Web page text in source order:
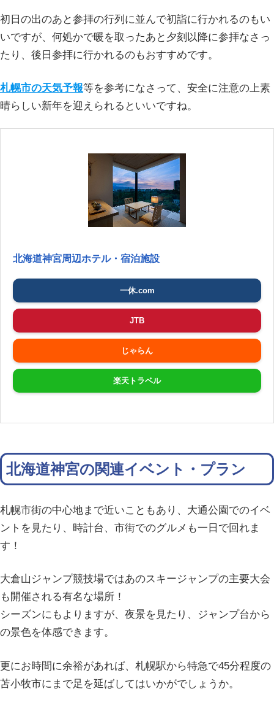
初日の出のあと参拝の行列に並んで初詣に行かれるのもい
いですが、何処かで暖を取ったあと夕刻以降に参拝なさっ
たり、後日参拝に行かれるのもおすすめです。
札幌市の天気予報等を参考になさって、安全に注意の上素
晴らしい新年を迎えられるといいですね。
北海道神宮周辺ホテル・宿泊施設
一休.com
JTB
じゃらん
楽天トラベル
北海道神宮の関連イベント・プラン
札幌市街の中心地まで近いこともあり、大通公園でのイベ
ントを見たり、時計台、市街でのグルメも一日で回れま
す！
大倉山ジャンプ競技場ではあのスキージャンプの主要大会
も開催される有名な場所！
シーズンにもよりますが、夜景を見たり、ジャンプ台から
の景色を体感できます。
更にお時間に余裕があれば、札幌駅から特急で45分程度の
苫小牧市にまで足を延ばしてはいかがでしょうか。